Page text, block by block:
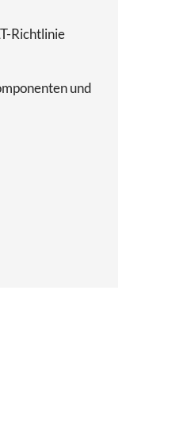
Richtlinie
und